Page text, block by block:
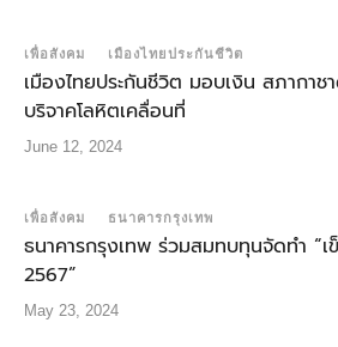
เพื่อสังคม เมืองไทยประกันชีวิต
เมืองไทยประกันชีวิต มอบเงิน สภากาช
บริจาคโลหิตเคลื่อนที่
June 12, 2024
เพื่อสังคม ธนาคารกรุงเทพ
ธนาคารกรุงเทพ ร่วมสมทบทุนจัดทำ “
2567”
May 23, 2024